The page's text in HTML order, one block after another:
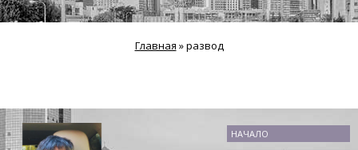
Главная »развод
НАЧАЛО